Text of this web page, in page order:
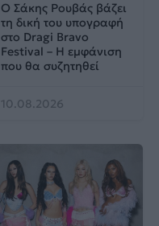
Ο Σάκης Ρουβάς βάζει
τη δική του υπογραφή
στο Dragi Bravo
Festival – Η εμφάνιση
που θα συζητηθεί
10.08.2026